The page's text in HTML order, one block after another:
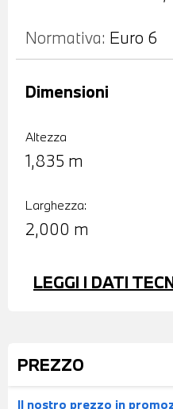
Normativa: Euro 6
Altezza
1,835 m
Dimensioni
Larghezza:
2,000 m
LEGGI I DATI
PREZZO
Il nostro prezzo in